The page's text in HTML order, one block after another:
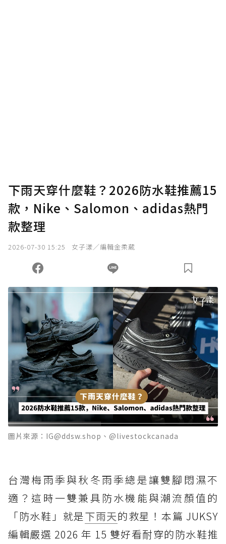
下雨天穿什麼鞋？2026防水鞋推薦15
款，Nike、Salomon、adidas熱門
款整理
2026-07-30 15:25 女子漾／編輯金柔葳
圖片來源：IG@ddsw.shop、@livestockcanada
台灣梅雨季與秋冬雨季總是讓雙腳悶濕不
適？這時一雙兼具防水機能與潮流顏值的
「防水鞋」就是下雨天的救星！本篇 JUKSY
編輯嚴選 2026 年 15 雙好看耐穿的防水鞋推